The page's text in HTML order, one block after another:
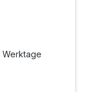
Werktage